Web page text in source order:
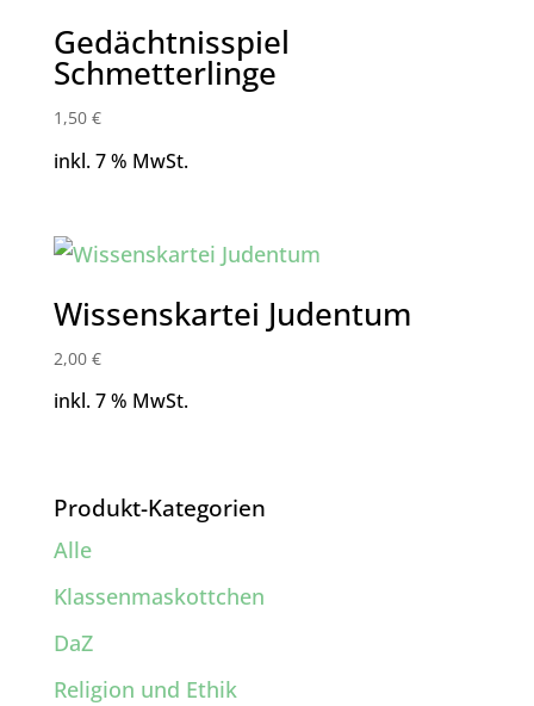
Gedächtnisspiel
Schmetterlinge
1,50 €
inkl. 7 % MwSt.
Wissenskartei Judentum
2,00 €
inkl. 7 % MwSt.
Produkt-Kategorien
Alle
Klassenmaskottchen
DaZ
Religion und Ethik